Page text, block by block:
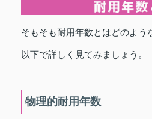
そもそも耐用年数とはどのよう
以下で詳しく見てみましょう。
物理的耐用年数